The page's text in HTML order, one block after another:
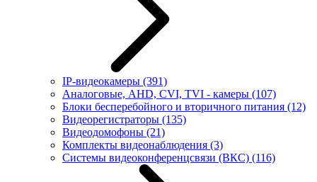
IP-видеокамеры (391)
Аналоговые, AHD, CVI, TVI - камеры (107)
Блоки бесперебойного и вторичного питания (12)
Видеорегистраторы (135)
Видеодомофоны (21)
Комплекты видеонаблюдения (3)
Системы видеоконференцсвязи (ВКС) (116)